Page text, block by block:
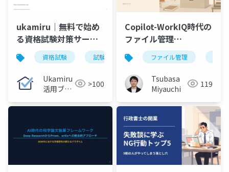
ukamiru｜無料で始め
る資格試験対策サービ
ス紹介資格試験 試験対策 無料学習 問題演習
Ukamiru
活用ブロ
>100
Copilot-WorkIQ時代の
ファイル管理
_v2_20260701
ファイル管理
Tsubasa
Miyauchi
119